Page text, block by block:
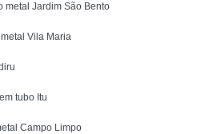
Galvanizado
Aço
metal Jardim São Bento
Vila Maria
tubo Itu
Campo Limpo